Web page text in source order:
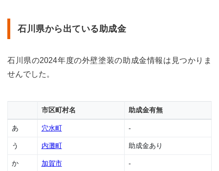
県か
ら出
てい
穴水
町の
助成
石川県から出ている助成金
石川県の2024年度の外壁塗装の助成金情報は見つかりま
せんでした。
市区町村名 助成金有無
あ 穴水町 -
う 内灘町 助成金あり
か 加賀市 -